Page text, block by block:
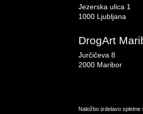
Jezerska ulica 1
1000 Ljubljana
DrogArt
Jurčičeva 8
2000 Maribor
Naložbo izdelavo spletne